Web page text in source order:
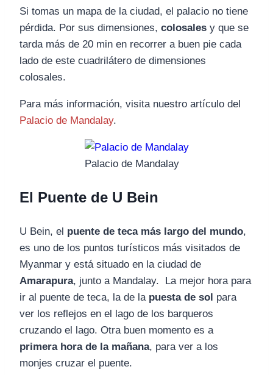
Si tomas un mapa de la ciudad, el palacio no tiene
pérdida. Por sus dimensiones, colosales y que se
tarda más de 20 min en recorrer a buen pie cada
lado de este cuadrilátero de dimensiones
colosales.
Para más información, visita nuestro artículo del
Palacio de Mandalay.
Palacio de Mandalay
El Puente de U Bein
U Bein, el puente de teca más largo del mundo,
es uno de los puntos turísticos más visitados de
Myanmar y está situado en la ciudad de
Amarapura, junto a Mandalay. La mejor hora para
ir al puente de teca, la de la puesta de sol para
ver los reflejos en el lago de los barqueros
cruzando el lago. Otra buen momento es a
primera hora de la mañana, para ver a los
monjes cruzar el puente.